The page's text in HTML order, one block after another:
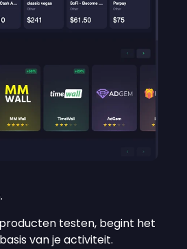
testen, begint het
van je activiteit.